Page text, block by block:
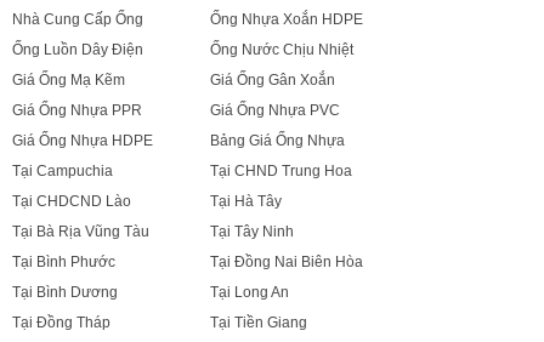
Nhà Cung Cấp Ống
Ống Nhựa Xoắn HDPE
Ống Luồn Dây Điện
Ống Nước Chịu Nhiệt
Giá Ống Mạ Kẽm
Giá Ống Gân Xoắn
Giá Ống Nhựa PPR
Giá Ống Nhựa PVC
Giá Ống Nhựa HDPE
Bảng Giá Ống Nhựa
Tại Campuchia
Tại CHND Trung Hoa
Tại CHDCND Lào
Tại Hà Tây
Tại Bà Rịa Vũng Tàu
Tại Tây Ninh
Tại Bình Phước
Tại Đồng Nai Biên Hòa
Tại Bình Dương
Tại Long An
Tại Đồng Tháp
Tại Tiền Giang